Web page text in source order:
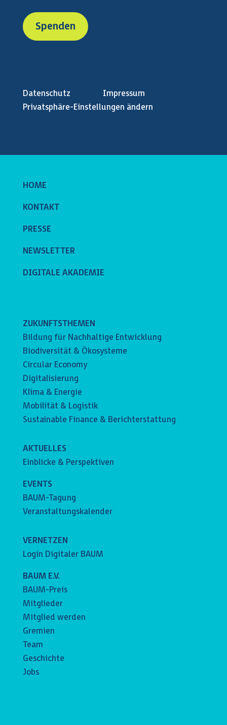
Spenden
Datenschutz
Impressum
Privatsphäre-Einstellungen ändern
HOME
KONTAKT
PRESSE
NEWSLETTER
DIGITALE AKADEMIE
ZUKUNFTSTHEMEN
Bildung für Nachhaltige Entwicklung
Biodiversität & Ökosysteme
Circular Economy
Digitalisierung
Klima & Energie
Mobilität & Logistik
Sustainable Finance & Berichterstattung
AKTUELLES
Einblicke & Perspektiven
EVENTS
BAUM-Tagung
Veranstaltungskalender
VERNETZEN
Login Digitaler BAUM
BAUM E.V.
BAUM-Preis
Mitglieder
Mitglied werden
Gremien
Team
Geschichte
Jobs